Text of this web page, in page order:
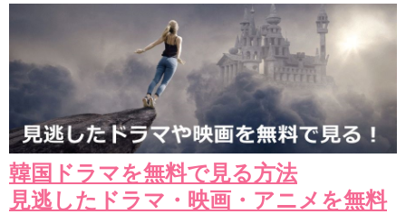
韓国ドラマを無料で見る方法
見逃したドラマ・映画・アニメを無料